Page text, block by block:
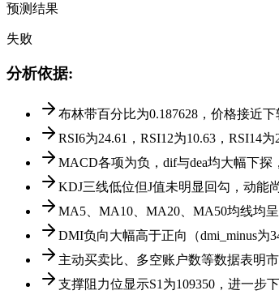
预测结果
失败
分析依据:
布林带百分比为0.187628，价格接近
RSI6为24.61，RSI12为10.63，RSI14
MACD各项为负，dif与dea均大幅下探
KDJ三线低位但J值未明显回勾，动能
MA5、MA10、MA20、MA50均线均
DMI负向大幅高于正向（dmi_minus为
主动买卖比、多空账户数等数据表明
支撑阻力位显示S1为109350，进一步